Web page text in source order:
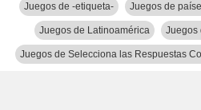
Juegos de -etiqueta- Juegos de
Juegos de Latinoamérica Juegos
Juegos de Selecciona las Respuestas